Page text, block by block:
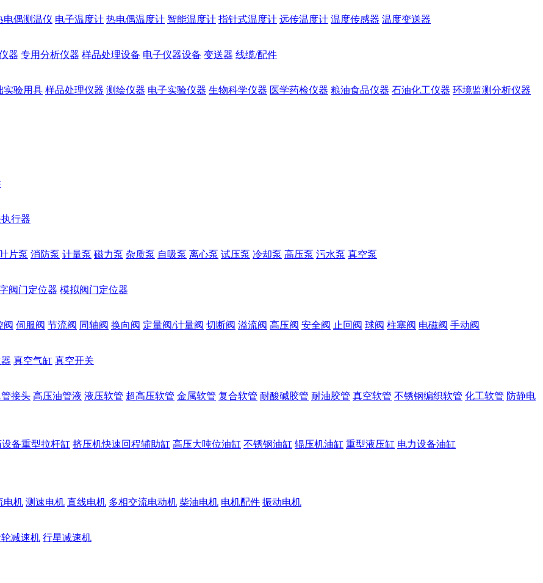
电偶测温仪 电子温度计 热电偶温度计 智能温度计 指针式温度计 远传温度计 温度传感器 温度变送器
器 专用分析仪器 样品处理设备 电子仪器设备 变送器 线缆/配件
实验用具 样品处理仪器 测绘仪器 电子实验仪器 生物科学仪器 医学药检仪器 粮油食品仪器 石油化工仪器 环境监测分析仪器
行器
叶片泵 消防泵 计量泵 磁力泵 杂质泵 自吸泵 离心泵 试压泵 冷却泵 高压泵 污水泵 真空泵
阀门定位器 模拟阀门定位器
阀 伺服阀 节流阀 同轴阀 换向阀 定量阀/计量阀 切断阀 溢流阀 高压阀 安全阀 止回阀 球阀 柱塞阀 电磁阀 手动阀
真空气缸 真空开关
接头 高压油管液 液压软管 超高压软管 金属软管 复合软管 耐酸碱胶管 耐油胶管 真空软管 不锈钢编织软管 化工软管 防静电
设备重型拉杆缸 挤压机快速回程辅助缸 高压大吨位油缸 不锈钢油缸 辊压机油缸 重型液压缸 电力设备油缸
电机 测速电机 直线电机 多相交流电动机 柴油电机 电机配件 振动电机
减速机 行星减速机